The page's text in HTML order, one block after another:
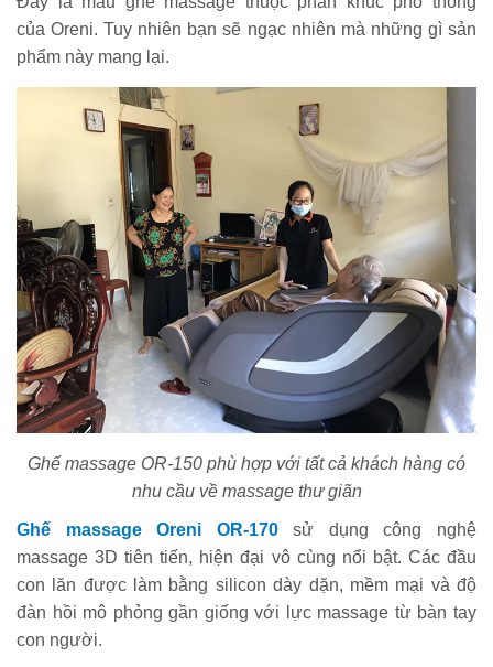
của Oreni. Tuy nhiên bạn sẽ ngạc nhiên mà những gì sản
phẩm này mang lại.
Ghế massage OR-150 phù hợp với tất cả khách hàng có
nhu cầu về massage thư giãn
Ghế massage Oreni OR-170sử dụng công nghệ
massage 3D tiên tiến, hiện đại vô cùng nổi bật. Các đầu
con lăn được làm bằng silicon dày dặn, mềm mại và độ
đàn hồi mô phỏng gần giống với lực massage từ bàn tay
con người.